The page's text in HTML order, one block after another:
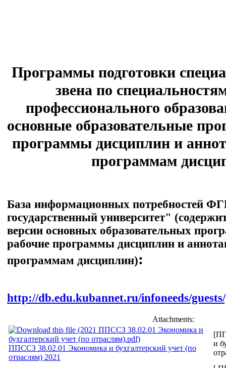
Программы подготовки
звена по
профессионального
основные образовательные
программы дисциплин и
программам
База информационных потребностей
государственный университет"
версии основных образовательных
рабочие программы дисциплин и
программам дисциплин):
http://db.edu.kubannet.ru/infoneeds/
Attachments:
ППССЗ 38.02.01 Экономика и бухгалтерский учет (по
отраслям) 2021
и